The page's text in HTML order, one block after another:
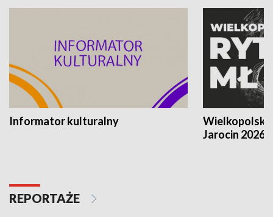
Informator kulturalny
Jarocin 2026
REPORTAŻE